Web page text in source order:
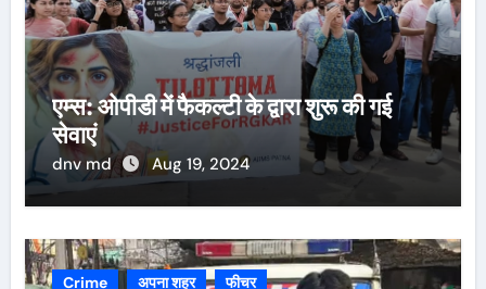
एम्स: ओपीडी में फैकल्टी के द्वारा शुरू की गई
सेवाएं
dnv md Aug 19, 2024
Crime अपना शहर फीचर